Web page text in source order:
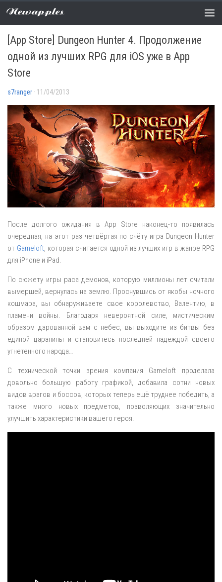
Newapples
APP STORE/ НОВОСТИ 0 COMMENTS
[App Store] Dungeon Hunter 4. Продолжение
одной из лучших RPG для iOS уже в App
Store
s7ranger · 11/04/2013
После долгого ожидания в App Store наконец-то появилась
очередная, на этот раз четвёртая по счёту игра Dungeon Hunter
от Gameloft, которая считается одной из лучших игр в жанре RPG
для iPhone и iPad.
По сюжету игры раса демонов, которую миллионы лет считали
вымершей, вернулась на землю. Проснувшись от якобы ночного
кошмара, вы обнаруживаете свое королевство, Валентию, в
пламени войны. Благодаря невероятной силе, мистическим
образом дарованной вам с небес, вы выходите из битвы без
единой царапины и становитесь последней надеждой своего
угнетенного народа…
С технической точки зрения компания Gameloft проделала
довольно большую работу графикой, добавила сотни новых
видов врагов и боссов, которых теперь ещё труднее победить, а
также много новых предметов, позволяющих значительно
улучшить характеристики вашего героя.